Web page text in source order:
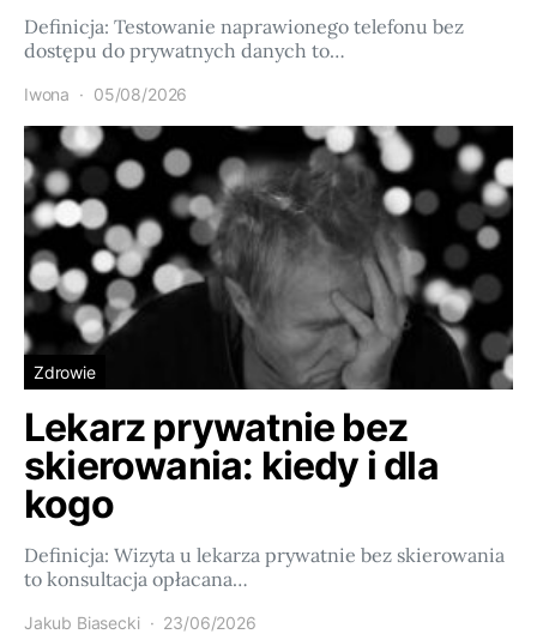
Definicja: Testowanie naprawionego telefonu bez
dostępu do prywatnych danych to…
Iwona 05/08/2026
Zdrowie
Lekarz prywatnie bez
skierowania: kiedy i dla
kogo
Definicja: Wizyta u lekarza prywatnie bez skierowania
to konsultacja opłacana…
Jakub Biasecki 23/06/2026